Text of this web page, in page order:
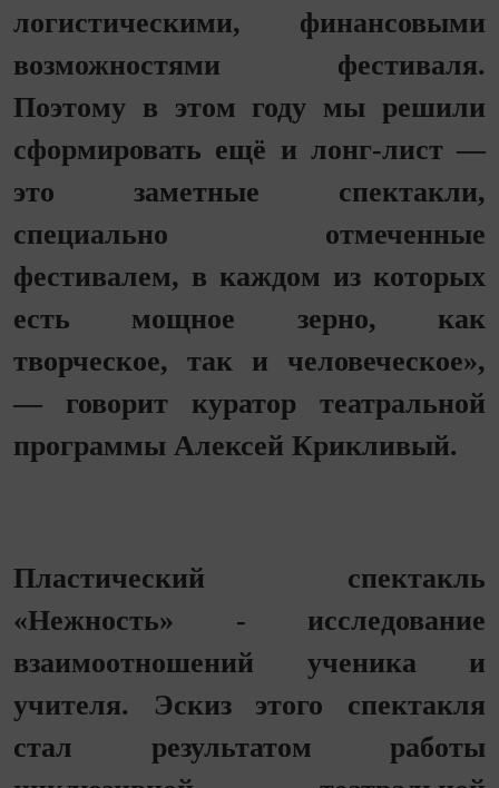
логистическими, финансовыми
возможностями фестиваля.
Поэтому в этом году мы решили
сформировать ещё и лонг-лист —
это заметные спектакли,
специально отмеченные
фестивалем, в каждом из которых
есть мощное зерно, как
творческое, так и человеческое»,
— говорит куратор театральной
программы Алексей Крикливый.
Пластический спектакль
«Нежность» - исследование
взаимоотношений ученика и
учителя. Эскиз этого спектакля
стал результатом работы